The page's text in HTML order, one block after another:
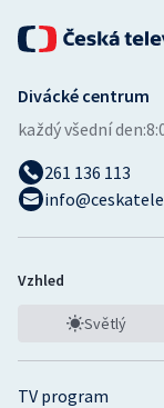
TV program
Divácké centrum
každý všední den:
261 136 113
Vzhled
Světlý